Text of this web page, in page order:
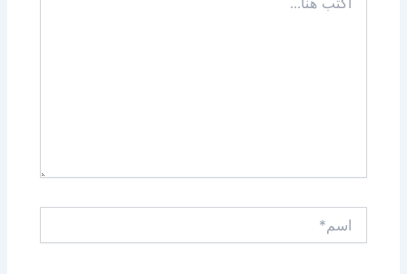
هنا...